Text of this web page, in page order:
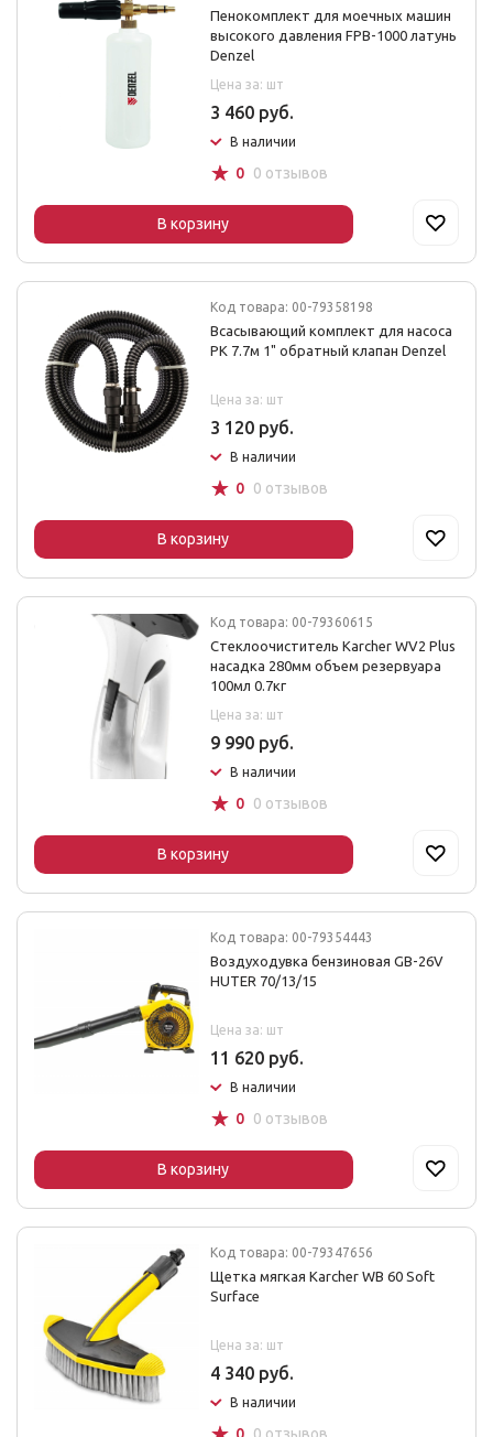
Пенокомплект для моечных машин
высокого давления FPВ-1000 латунь
Denzel
Цена за: шт
3 460 руб.
В наличии
☆ 0 0 отзывов
В корзину
Код товара: 00-79358198
Всасывающий комплект для насоса
РК 7.7м 1" обратный клапан Denzel
Цена за: шт
3 120 руб.
В наличии
☆ 0 0 отзывов
В корзину
Код товара: 00-79360615
Стеклоочиститель Karcher WV2 Plus
насадка 280мм объем резервуара
100мл 0.7кг
Цена за: шт
9 990 руб.
В наличии
☆ 0 0 отзывов
В корзину
Код товара: 00-79354443
Воздуходувка бензиновая GB-26V
HUTER 70/13/15
Цена за: шт
11 620 руб.
В наличии
☆ 0 0 отзывов
В корзину
Код товара: 00-79347656
Щетка мягкая Karcher WB 60 Soft
Surface
Цена за: шт
4 340 руб.
В наличии
0 0 отзывов